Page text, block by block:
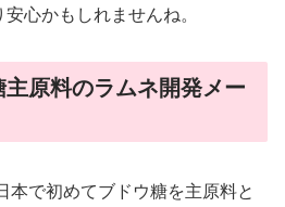
心かもしれませんね。
主原料のラムネ開発メー
本で初めてブドウ糖を主原料と